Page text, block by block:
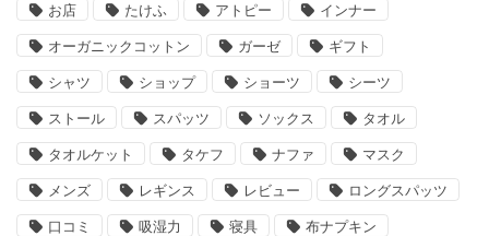
お店 たけふ アトピー インナー
オーガニックコットン ガーゼ ギフト
シャツ ショップ ショーツ シーツ
ストール スパッツ ソックス タオル
タオルケット タケフ ナファ マスク
メンズ レギンス レビュー ロングスパッツ
口コミ 吸湿力 寝具 布ナプキン